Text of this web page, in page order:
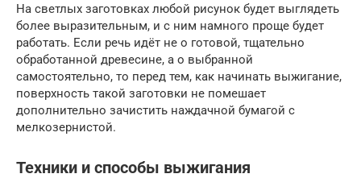
На светлых заготовках любой рисунок будет выглядеть
более выразительным, и с ним намного проще будет
работать. Если речь идёт не о готовой, тщательно
обработанной древесине, а о выбранной
самостоятельно, то перед тем, как начинать выжигание,
поверхность такой заготовки не помешает
дополнительно зачистить наждачной бумагой с
мелкозернистой.
Техники и способы выжигания